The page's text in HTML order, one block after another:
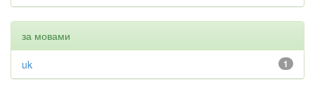
за мовами
1
uk